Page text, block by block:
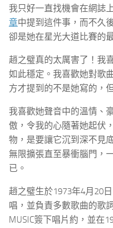
我只好一直找機會在網誌
章中提到這件事，而不久
卻是她在星光大道比賽的
趙之璧真的太厲害了！我
如此穩定。我喜歡她對歌
方才提到的不是她寫的，
我喜歡她聲音中的溫情、
傲，令我的心隨著她起伏
物，是要讓它沉到深不見
無限擴張直至暴衝腦門，
已。
趙之璧生於1973年4月20
唱，並負責多數歌曲的歌
MUSIC簽下唱片約，並在